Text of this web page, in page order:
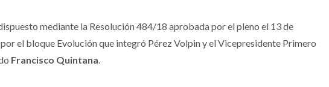
mediante la Resolución 484/18 aprobada por el pleno el 13 de
el bloque Evolución que integró Pérez Volpin y el Vicepresidente Primero
Francisco Quintana.